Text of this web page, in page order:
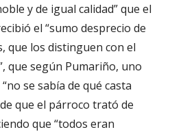
y de igual calidad” que el
el “sumo desprecio de
que los distinguen con el
que según Pumariño, uno
se sabía de qué casta
que el párroco trató de
que “todos eran